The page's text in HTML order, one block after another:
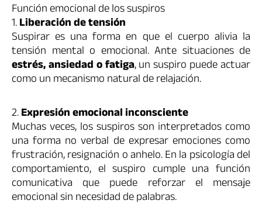
Función emocional de los suspiros
1.Liberación de tensión
Suspirar es una forma en que el cuerpo alivia la
tensión mental o emocional. Ante situaciones de
estrés, ansiedad o fatiga, un suspiro puede actuar
como un mecanismo natural de relajación.
2.Expresión emocional inconsciente
Muchas veces, los suspiros son interpretados como
una forma no verbal de expresar emociones como
frustración, resignación o anhelo. En la psicología del
comportamiento, el suspiro cumple una función
comunicativa que puede reforzar el mensaje
emocional sin necesidad de palabras.